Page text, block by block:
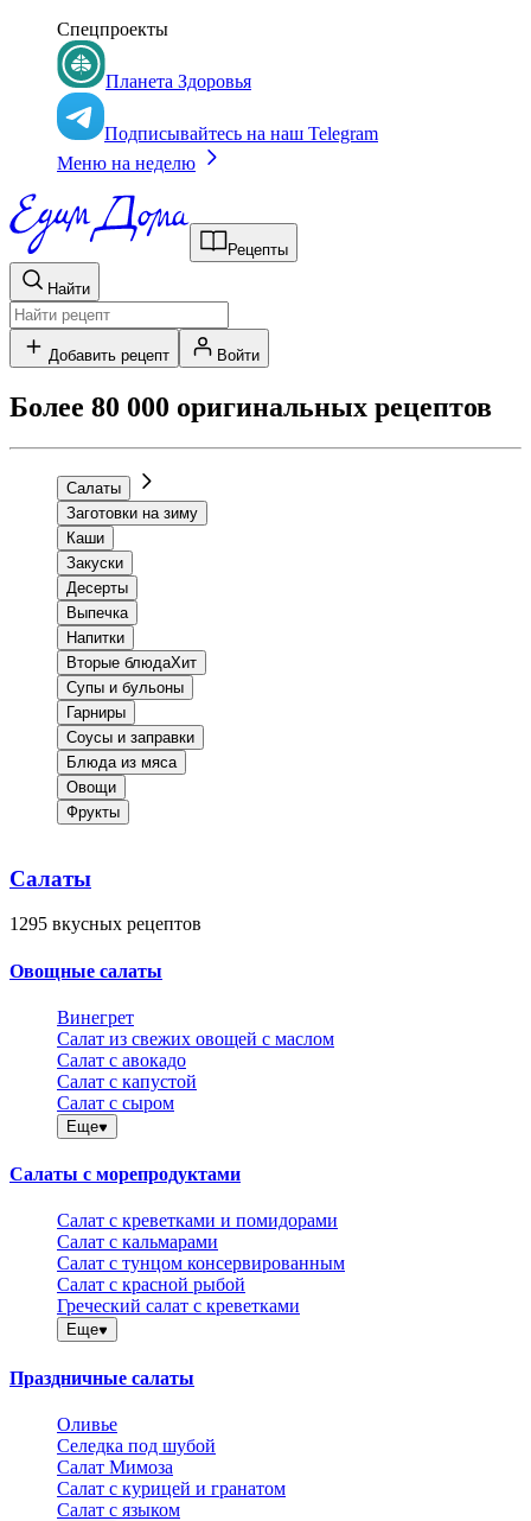
Спецпроекты
Планета Здоровья
Подписывайтесь на наш Telegram
Меню на неделю
Рецепты
Найти
Добавить рецепт Войти
Более 80 000 оригинальных рецептов
Салаты
Заготовки на зиму
Каши
Закуски
Десерты
Выпечка
Напитки
Вторые блюдаХит
Супы и бульоны
Гарниры
Соусы и заправки
Блюда из мяса
Овощи
Фрукты
Салаты
1295 вкусных рецептов
Овощные салаты
Винегрет
Салат из свежих овощей с маслом
Салат с авокадо
Салат с капустой
Салат с сыром
Еще
Салаты с морепродуктами
Салат с креветками и помидорами
Салат с кальмарами
Салат с тунцом консервированным
Салат с красной рыбой
Греческий салат с креветками
Еще
Праздничные салаты
Оливье
Селедка под шубой
Салат Мимоза
Салат с курицей и гранатом
Салат с языком